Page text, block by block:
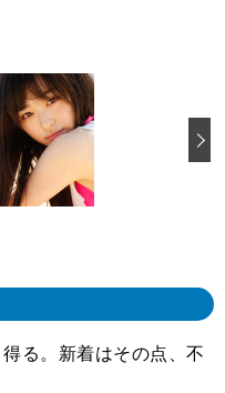
る。新着はその点、不